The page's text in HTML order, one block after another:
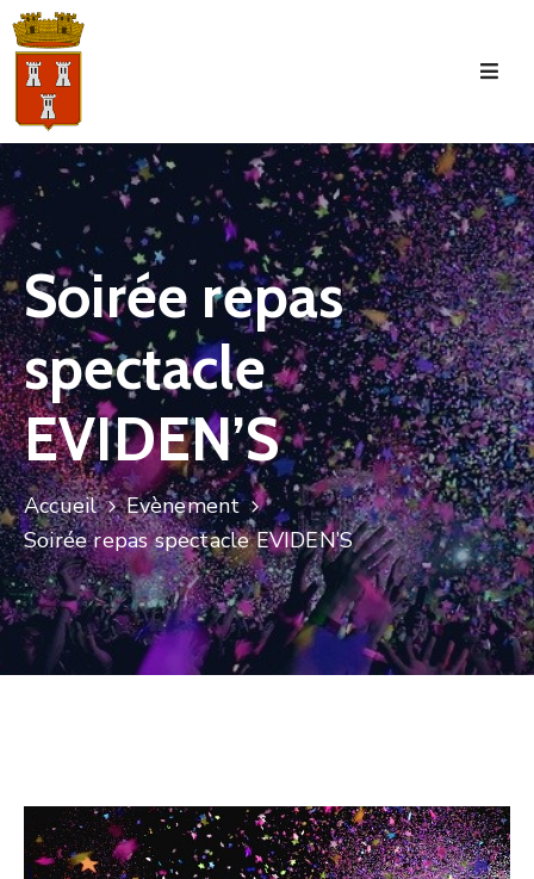
Accueil
La
Commune
Tourisme
Manifestations
Vie
Municipale
Services
Jeunesse
Soirée repas
spectacle
EVIDEN’S
Accueil
Evènement
Soirée repas spectacle EVIDEN’S